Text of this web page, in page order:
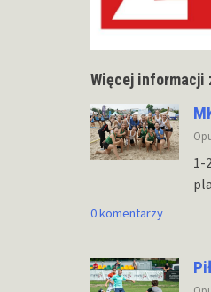
Więcej informacji
1-
0 komentarzy